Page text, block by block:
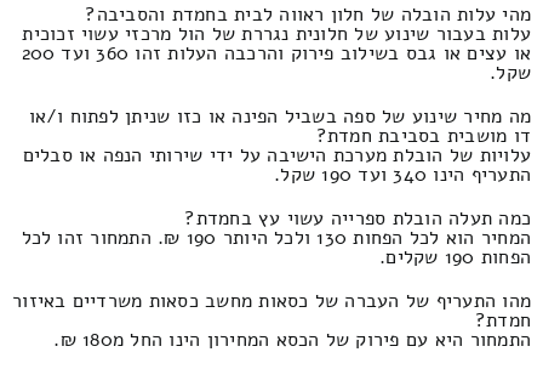
מהי עלות הובלה של חלון ראווה לבית בחמדת והסביבה?
עלות בעבור שינוע של חלונית נגררת של הול מרכזי עשוי זכוכית
או עצים או גבס בשילוב פירוק והרכבה העלות זהו 360 ועד 200
שקל.
מה מחיר שינוע של ספה בשביל הפינה או כזו שניתן לפתוח ו/או
דו מושבית בסביבת חמדת?
עלויות של הובלת מערכת הישיבה על ידי שירותי הנפה או סבלים
התעריף הינו 340 ועד 190 שקל.
כמה תעלה הובלת ספרייה עשוי עץ בחמדת?
המחיר הוא לכל הפחות 130 ולכל היותר 190 ₪. התמחור זהו לכל
הפחות 190 שקלים.
מהו התעריף של העברה של כסאות מחשב כסאות משרדיים באיזור
חמדת?
התמחור היא עם פירוק של הכסא המחירון הינו החל מ180 ₪.